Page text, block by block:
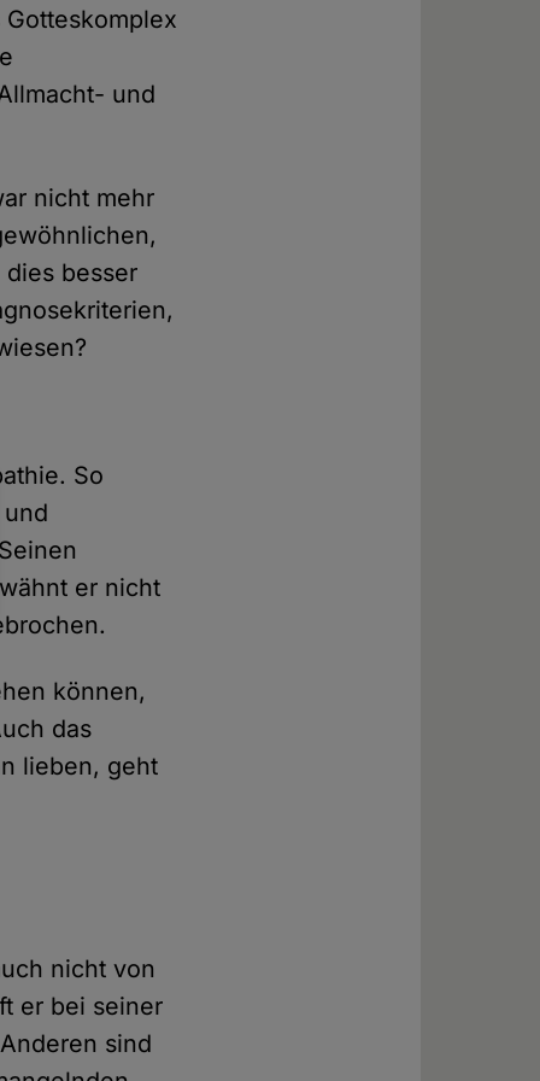
und
nicht mehr
besser
So
er nicht
können,
das
lieben, geht
nicht von
er bei seiner
sind